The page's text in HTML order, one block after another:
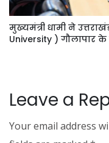
मुख्यमंत्री धामी ने
University ) गौलापार के
Leave a
Your email address